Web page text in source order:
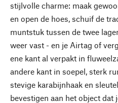
stijlvolle charme: maak
en open de hoes, schuif de
muntstuk tussen de twee
weer vast - en je Airtag of
ene kant al verpakt in
andere kant in soepel, sterk
stevige karabijnhaak en
bevestigen aan het object dat